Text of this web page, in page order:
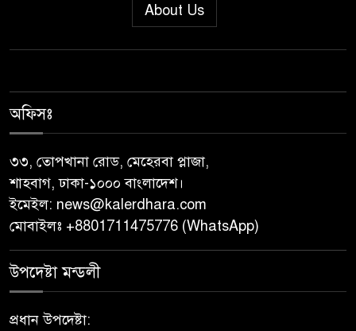
জুলাই গণঅভ্যুত্থান দিবস” উপলক্ষে
শালিখায় ছাত্রদলের নেতৃবৃন্দের সাথে
নয়নুজ্জামান মুন্সীর মতবিনিময়
জুলাই গণঅভ্যুত্থান দিবস উপলক্ষে
পিরোজপুরে নানা কর্মসূচি পালিত
About Us
অফিসঃ
৩৩, তোপখানা রোড, মেহেরবা প্লাজা,
শাহবাগ, ঢাকা-১০০০ বাংলাদেশ।
ইমেইল: news@kalerdhara.com
মোবাইলঃ +8801711475776 (WhatsApp)
উপদেষ্টা মন্ডলী
প্রধান উপদেষ্টা: